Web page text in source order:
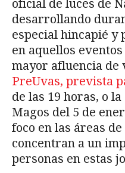
oficial de luces de
desarrollando
especial hincapié y
en aquellos
mayor afluencia de
PreUvas, prevista
de las 19 horas, o
Magos del 5 de
foco en las áreas
concentran a un
personas en estas